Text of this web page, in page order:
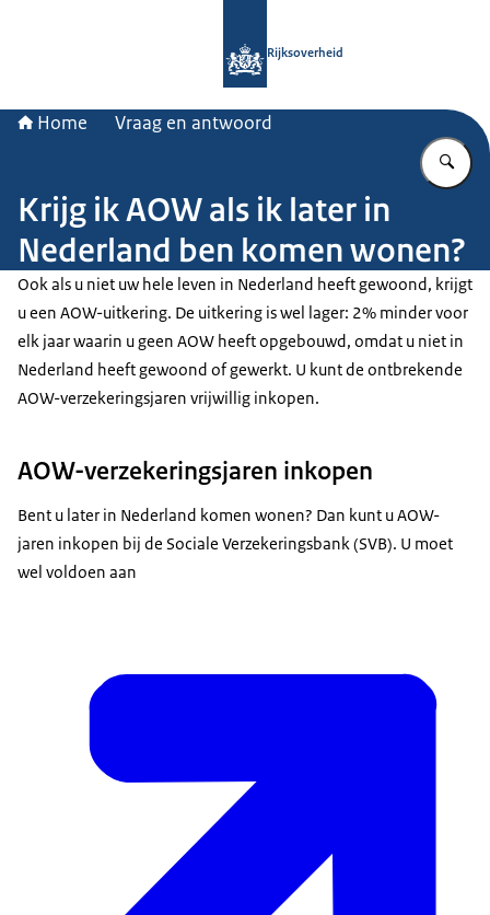
Rijksoverheid
Home Vraag en antwoord
Krijg ik AOW als ik later in
Nederland ben komen wonen?
Ook als u niet uw hele leven in Nederland heeft gewoond, krijgt
u een AOW-uitkering. De uitkering is wel lager: 2% minder voor
elk jaar waarin u geen AOW heeft opgebouwd, omdat u niet in
Nederland heeft gewoond of gewerkt. U kunt de ontbrekende
AOW-verzekeringsjaren vrijwillig inkopen.
AOW-verzekeringsjaren inkopen
Bent u later in Nederland komen wonen? Dan kunt u AOW-
jaren inkopen bij de Sociale Verzekeringsbank (SVB). U moet
wel voldoen aan